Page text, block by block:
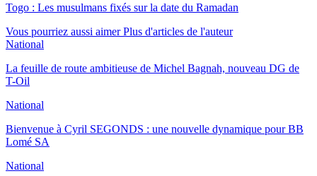
Togo : Les musulmans fixés sur la date du Ramadan
Vous pourriez aussi aimer Plus d'articles de l'auteur
National
La feuille de route ambitieuse de Michel Bagnah, nouveau DG de
T-Oil
National
Bienvenue à Cyril SEGONDS : une nouvelle dynamique pour BB
Lomé SA
National